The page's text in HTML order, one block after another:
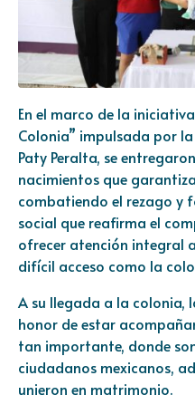
En el marco de la
Colonia” impulsada por
Paty Peralta, se
nacimientos que
combatiendo el rezago y
social que reafirma el
ofrecer atención integral
difícil acceso como la
A su llegada a la colonia,
honor de estar
tan importante, donde
ciudadanos mexicanos,
unieron en matrimonio.